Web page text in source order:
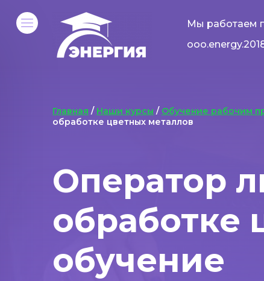
Мы работаем
Оператор
обработке
обучение
Главная / Наши курсы / Обучение рабочим
обработке цветных металлов